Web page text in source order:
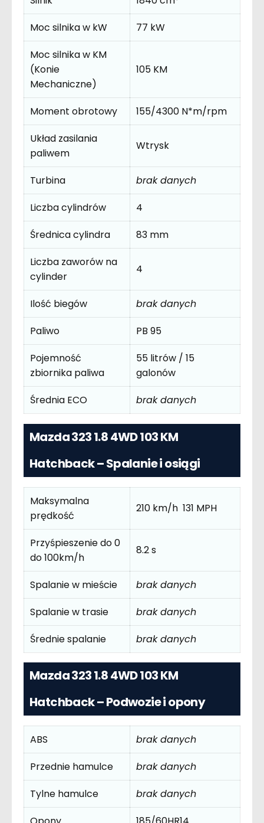
Moc silnika w kW
77 kW
Moc silnika w KM
(Konie
Mechaniczne)
105 KM
Moment obrotowy
155/4300 N*m/rpm
Układ zasilania
paliwem
Wtrysk
Turbina
brak danych
Liczba cylindrów
4
Średnica cylindra
83 mm
Liczba zaworów na
cylinder
4
Ilość biegów
brak danych
Paliwo
PB 95
Pojemność
zbiornika paliwa
55 litrów / 15
galonów
Średnia ECO
brak danych
Mazda 323 1.8 4WD 103 KM
Hatchback – Spalanie i osiągi
Maksymalna
prędkość
210 km/h 131 MPH
Przyśpieszenie do 0
do 100km/h
8.2 s
Spalanie w mieście
brak danych
Spalanie w trasie
brak danych
Średnie spalanie
brak danych
Mazda 323 1.8 4WD 103 KM
Hatchback – Podwozie i opony
ABS
brak danych
Przednie hamulce
brak danych
Tylne hamulce
brak danych